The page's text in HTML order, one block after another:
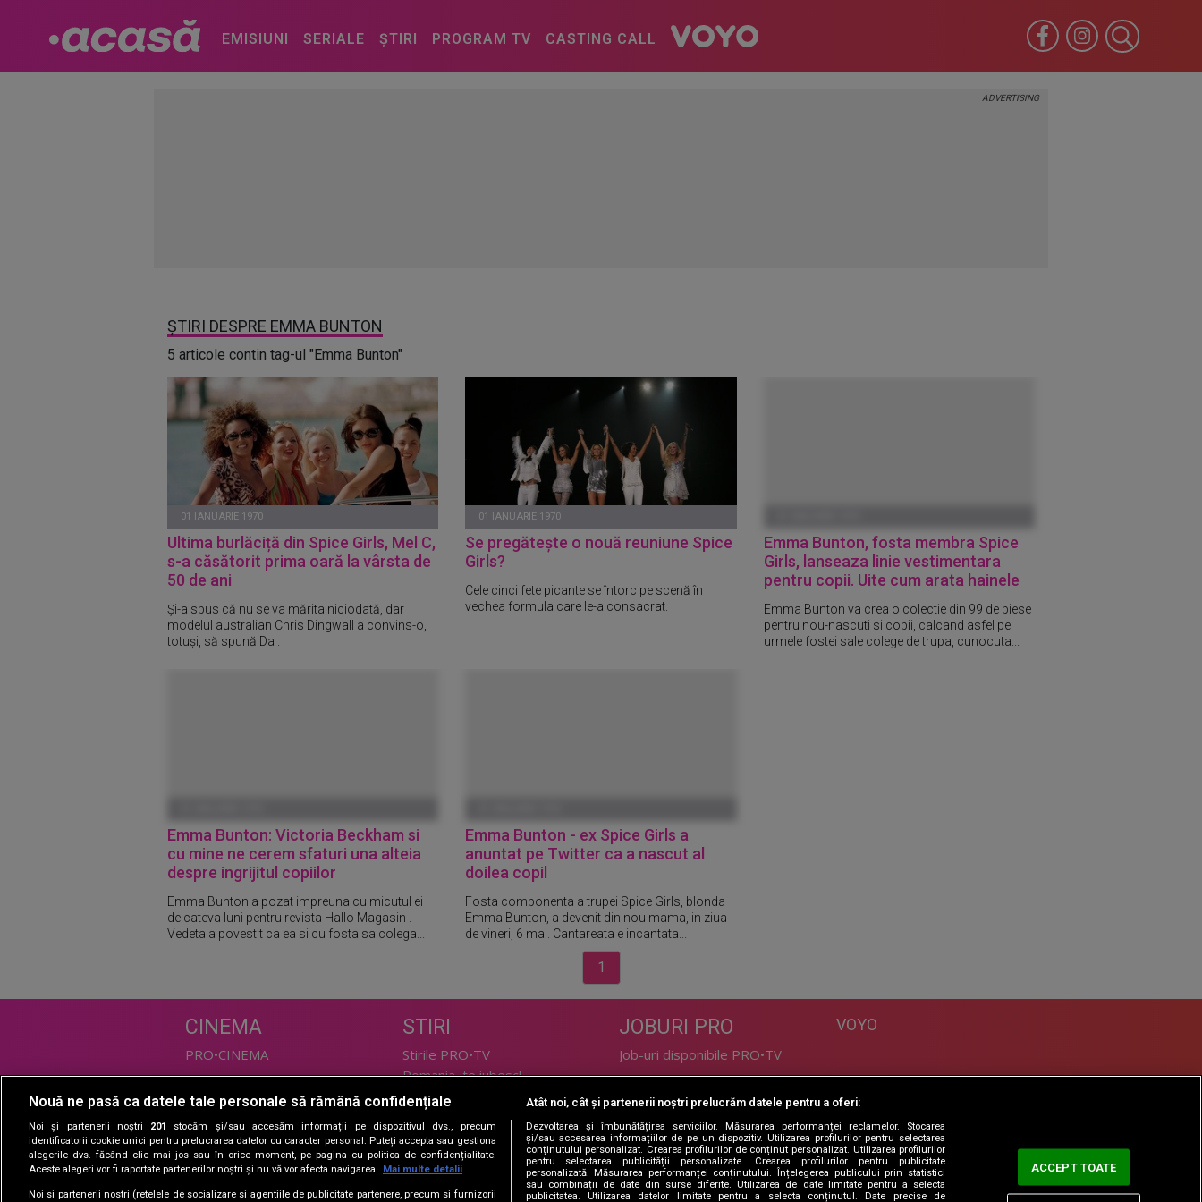
EMISIUNI SERIALE ȘTIRI PROGRAM TV CASTING CALL
ȘTIRI DESPRE EMMA BUNTON
5 articole contin tag-ul "Emma Bunton"
01 IANUARIE 1970
Ultima burlăciță din Spice Girls, Mel C,
s-a căsătorit prima oară la vârsta de
50 de ani
Și-a spus că nu se va mărita niciodată, dar
modelul australian Chris Dingwall a convins-o,
totuși, să spună Da .
01 IANUARIE 1970
Se pregătește o nouă reuniune Spice
Girls?
Cele cinci fete picante se întorc pe scenă în
vechea formula care le-a consacrat.
Emma Bunton, fosta membra Spice
Girls, lanseaza linie vestimentara
pentru copii. Uite cum arata hainele
Emma Bunton va crea o colectie din 99 de piese
pentru nou-nascuti si copii, calcand asfel pe
urmele fostei sale colege de trupa, cunocuta...
Emma Bunton: Victoria Beckham si
cu mine ne cerem sfaturi una alteia
despre ingrijitul copiilor
Emma Bunton a pozat impreuna cu micutul ei
de cateva luni pentru revista Hallo Magasin .
Vedeta a povestit ca ea si cu fosta sa colega...
Emma Bunton - ex Spice Girls a
anuntat pe Twitter ca a nascut al
doilea copil
Fosta componenta a trupei Spice Girls, blonda
Emma Bunton, a devenit din nou mama, in ziua
de vineri, 6 mai. Cantareata e incantata...
1
CINEMA
PRO•CINEMA
DIVERTISMENT
PRO•TV
Romanii au talent
Vocea Romaniei
STIRI
Stirile PRO•TV
Romania, te iubesc!
TEHNOLOGIE
I Like IT
JOBURI PRO
Job-uri disponibile PRO•TV
LIFESTYLE
Doctor de Bine
Acasă
Acasă Gold
VOYO
Contact
Nouă ne pasă ca datele tale personale să rămână confidențiale
Noi și partenerii noștri 201
stocăm și/sau accesăm informații pe dispozitivul dvs., precum
identificatorii cookie unici pentru prelucrarea datelor cu caracter personal. Puteți accepta sau gestiona
alegerile dvs. făcând clic mai jos sau în orice moment, pe pagina cu politica de confidențialitate.
Aceste alegeri vor fi raportate partenerilor noștri și nu vă vor afecta navigarea.
Mai multe detalii
Noi si partenerii nostri (retelele de socializare si agentiile de publicitate partenere, precum si furnizorii
Atât noi, cât și partenerii noștri prelucrăm datele pentru a oferi:
Dezvoltarea și îmbunătățirea serviciilor. Măsurarea performanței reclamelor. Stocarea
și/sau accesarea informațiilor de pe un dispozitiv. Utilizarea profilurilor pentru selectarea
conținutului personalizat. Crearea profilurilor de conținut personalizat. Utilizarea profilurilor
pentru selectarea publicității personalizate. Crearea profilurilor pentru publicitate
personalizată. Măsurarea performanței conținutului. Înțelegerea publicului prin statistici
sau combinații de date din surse diferite. Utilizarea de date limitate pentru a selecta
publicitatea. Utilizarea datelor limitate pentru a selecta conținutul. Date precise de
ACCEPT TOATE